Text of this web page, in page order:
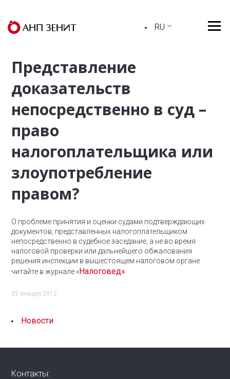
RU
Представление
доказательств
непосредственно в суд –
право
налогоплательщика или
злоупотребление
правом?
О проблеме принятия и оценки судами подтверждающих
документов, представленных налогоплательщиком
непосредственно в судебное заседание, а не во время
налоговой проверки или дальнейшего обжалования
решения инспекции в вышестоящем налоговом органе
читайте в журнале «Налоговед»
25 января 2012
Новости
Контакты: